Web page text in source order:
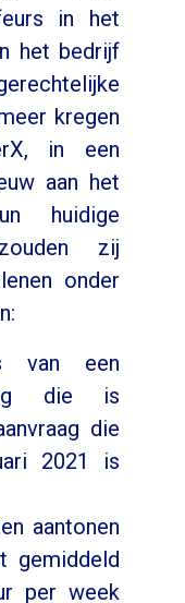
in het
het bedrijf
kregen
in een
aan het
huidige
zij
onder
van een
die is
die
2021 is
aantonen
gemiddeld
per week